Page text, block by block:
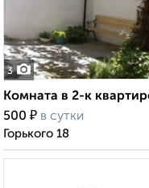
3
Комната в 2-к
500 ₽ в сутки
Горького 18